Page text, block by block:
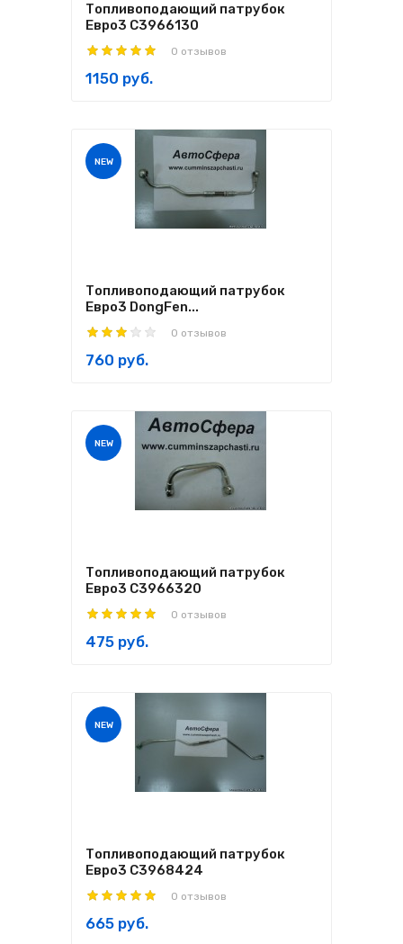
Топливоподающий патрубок
Евро3 C3966130
0 отзывов
1150 руб.
NEW
Топливоподающий патрубок
Евро3 DongFen...
0 отзывов
760 руб.
NEW
Топливоподающий патрубок
Евро3 C3966320
0 отзывов
475 руб.
NEW
Топливоподающий патрубок
Евро3 C3968424
0 отзывов
665 руб.